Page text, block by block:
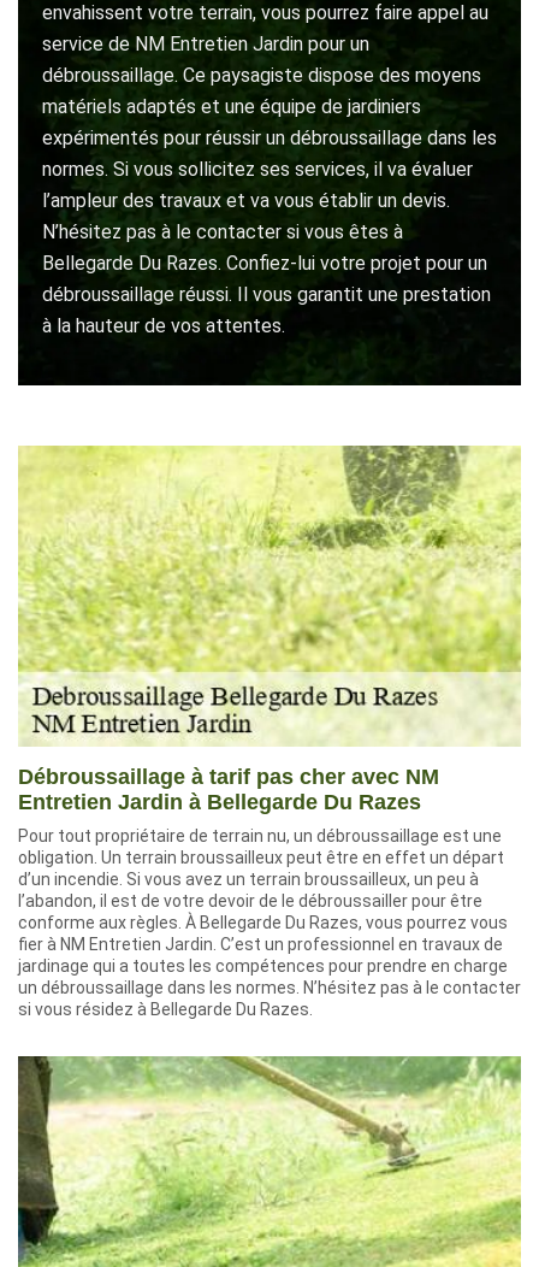
envahissent votre terrain, vous pourrez faire appel au
service de NM Entretien Jardin pour un
débroussaillage. Ce paysagiste dispose des moyens
matériels adaptés et une équipe de jardiniers
expérimentés pour réussir un débroussaillage dans les
normes. Si vous sollicitez ses services, il va évaluer
l’ampleur des travaux et va vous établir un devis.
N’hésitez pas à le contacter si vous êtes à
Bellegarde Du Razes. Confiez-lui votre projet pour un
débroussaillage réussi. Il vous garantit une prestation
à la hauteur de vos attentes.
Débroussaillage à tarif pas cher avec NM
Entretien Jardin à Bellegarde Du Razes
Pour tout propriétaire de terrain nu, un débroussaillage est une
obligation. Un terrain broussailleux peut être en effet un départ
d’un incendie. Si vous avez un terrain broussailleux, un peu à
l’abandon, il est de votre devoir de le débroussailler pour être
conforme aux règles. À Bellegarde Du Razes, vous pourrez vous
fier à NM Entretien Jardin. C’est un professionnel en travaux de
jardinage qui a toutes les compétences pour prendre en charge
un débroussaillage dans les normes. N’hésitez pas à le contacter
si vous résidez à Bellegarde Du Razes.